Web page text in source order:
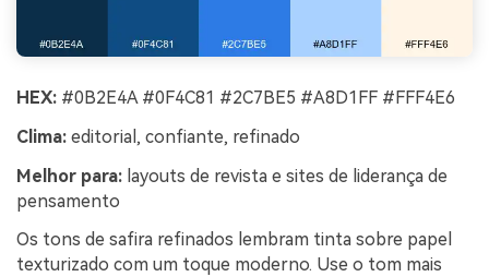
HEX: #0B2E4A #0F4C81 #2C7BE5 #A8D1FF #FFF4E6
Clima: editorial, confiante, refinado
Melhor para: layouts de revista e sites de liderança de
pensamento
Os tons de safira refinados lembram tinta sobre papel
texturizado com um toque moderno. Use o tom mais